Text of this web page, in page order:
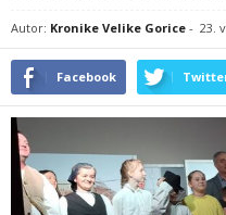
Autor: Kronike Velike Gorice - 23.
Facebook